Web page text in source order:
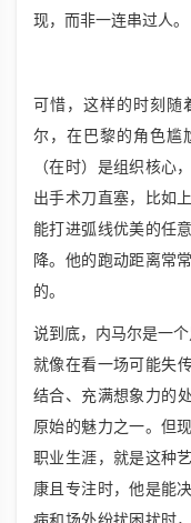
现，而非一连串过人。
可惜，这样的时刻随
尔，在巴黎的角色尴
（在时）是组织核心
出手术刀直塞，比如
能打进弧线优美的任
降。他的跑动距离常
的。
说到底，内马尔是一个
就像在看一场可能失
结合、充满想象力的
原始的魅力之一。但
职业生涯，就是这种
康且专注时，他是能
病和场外纷扰困扰时